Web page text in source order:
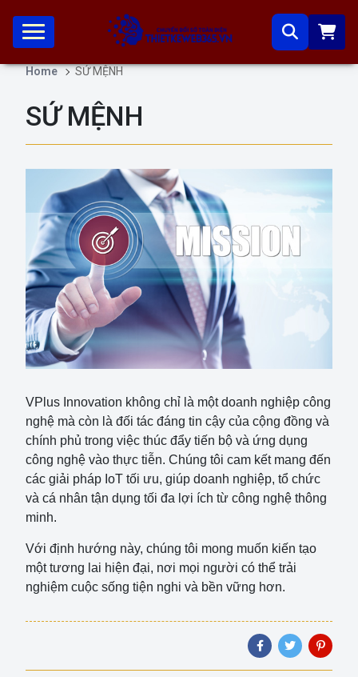
Home SỨ MỆNH
SỨ MỆNH
VPlus Innovation không chỉ là một doanh nghiệp công
nghệ mà còn là đối tác đáng tin cậy của cộng đồng và
chính phủ trong việc thúc đẩy tiến bộ và ứng dụng
công nghệ vào thực tiễn. Chúng tôi cam kết mang đến
các giải pháp IoT tối ưu, giúp doanh nghiệp, tổ chức
và cá nhân tận dụng tối đa lợi ích từ công nghệ thông
minh.
Với định hướng này, chúng tôi mong muốn kiến tạo
một tương lai hiện đại, nơi mọi người có thể trải
nghiệm cuộc sống tiện nghi và bền vững hơn.